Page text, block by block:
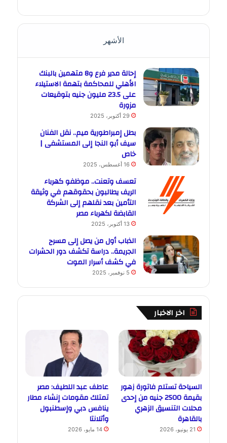
الأشهر
إحالة مدير فرع و8 متهمين بالبنك
الأهلي للمحاكمة بتهمة الاستيلاء
على 23.5 مليون جنيه بتوقيعات
مزورة
29 أكتوبر، 2025
بطل إمبراطورية ميم.. نقل الفنان
سيف أبو النجا إلى المستشفى |
خاص
16 أغسطس، 2025
تعسف وتعنت.. موظفو كهرباء
الريف يطالبون بحقوقهم في وثيقة
التأمين بعد نقلهم إلى الشركة
القابضة لكهرباء مصر
13 أكتوبر، 2025
الذباب أول من يصل إلى مسرح
الجريمة.. دراسة تكشف دور الحشرات
في كشف أسرار الموت
5 نوفمبر، 2025
اخر الاخبار
السياحة تستلم فاتورة زهور
بقيمة 2500 جنيه من إحدى
محلات التنسيق الزهري
بالقاهرة
21 يونيو، 2026
عاطف عبد اللطيف: مصر
تمتلك مقومات إنشاء مطار
ينافس دبي وإسطنبول
وأتلانتا
14 مايو، 2026